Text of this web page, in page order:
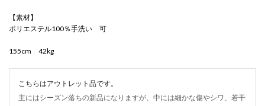
【素材】
ポリエステル100％手洗い 可
155cm 42kg
こちらはアウトレット品です。
主にはシーズン落ちの新品になりますが、中には細かな傷やシワ、若干